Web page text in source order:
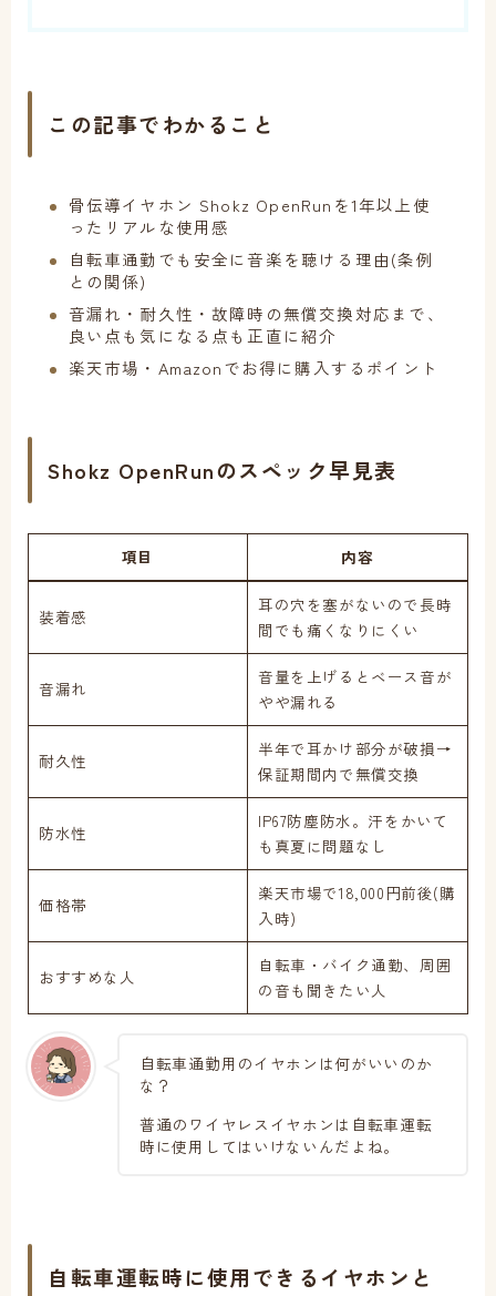
この記事でわかること
骨伝導イヤホン Shokz OpenRunを1年以上使
ったリアルな使用感
自転車通勤でも安全に音楽を聴ける理由(条例
との関係)
音漏れ・耐久性・故障時の無償交換対応まで、
良い点も気になる点も正直に紹介
楽天市場・Amazonでお得に購入するポイント
Shokz OpenRunのスペック早見表
項目 内容
装着感
耳の穴を塞がないので長時
間でも痛くなりにくい
音漏れ
音量を上げるとベース音が
やや漏れる
耐久性
半年で耳かけ部分が破損→
保証期間内で無償交換
防水性
IP67防塵防水。汗をかいて
も真夏に問題なし
価格帯
楽天市場で18,000円前後(購
入時)
おすすめな人
自転車・バイク通勤、周囲
の音も聞きたい人
自転車通勤用のイヤホンは何がいいのか
な？
普通のワイヤレスイヤホンは自転車運転
時に使用してはいけないんだよね。
自転車運転時に使用できるイヤホンと